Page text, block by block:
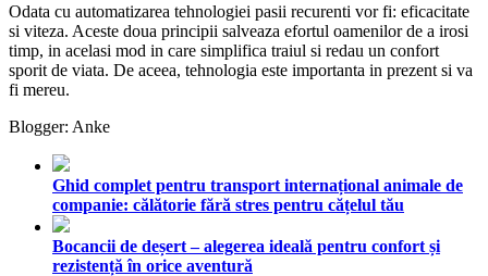
Odata cu automatizarea tehnologiei pasii recurenti vor fi: eficacitate
si viteza. Aceste doua principii salveaza efortul oamenilor de a irosi
timp, in acelasi mod in care simplifica traiul si redau un confort
sporit de viata. De aceea, tehnologia este importanta in prezent si va
fi mereu.
Blogger: Anke
Ghid complet pentru transport internațional animale de
companie: călătorie fără stres pentru cățelul tău
Bocancii de deșert – alegerea ideală pentru confort și
rezistență în orice aventură